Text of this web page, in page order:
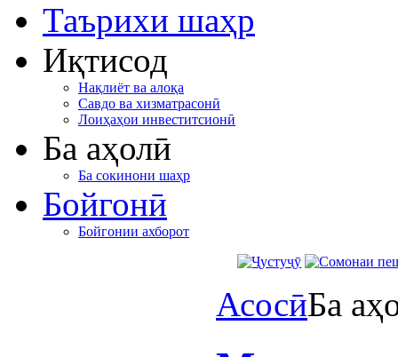
Таърихи шаҳр
Иқтисод
Нақлиёт ва алоқа
Савдо ва хизматрасонӣ
Лоиҳаҳои инвеститсионӣ
Ба аҳолӣ
Ба сокинони шаҳр
Бойгонӣ
Бойгонии ахборот
АсосӣБа